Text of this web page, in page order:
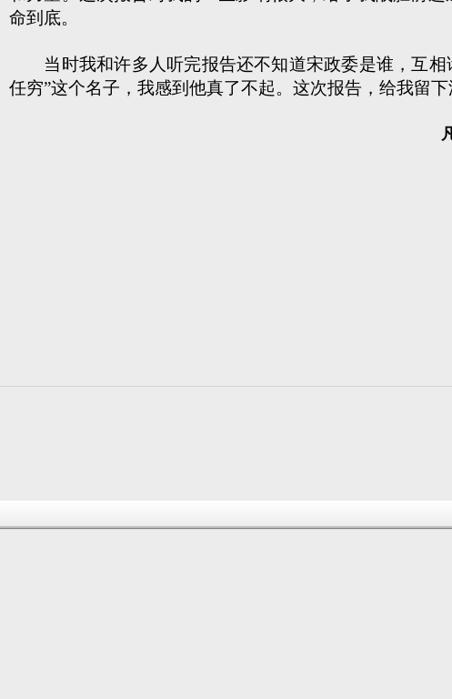
命到底。
当时我和许多人听完报告还不知道宋政委是谁，互相
任穷”这个名子，我感到他真了不起。这次报告，给我留下